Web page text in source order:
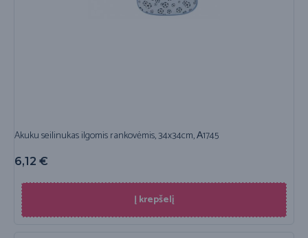
Akuku seilinukas ilgomis rankovėmis, 34x34cm, А1745
6,12 €
Į krepšelį